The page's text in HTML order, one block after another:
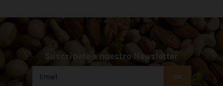
Suscríbete a nuestro Newsletter